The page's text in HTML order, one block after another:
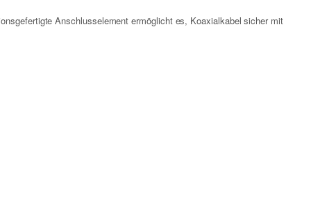
Anschlusselement ermöglicht es, Koaxialkabel sicher mit